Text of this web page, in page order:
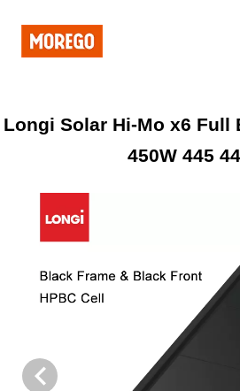
Longi Solar Hi-Mo x6 Full
450W 445